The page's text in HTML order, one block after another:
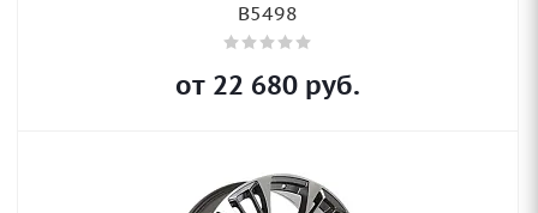
B5498
от 22 680 руб.